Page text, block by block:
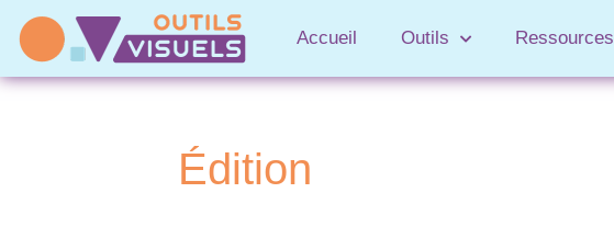
Accueil Outils Ressources
Édition